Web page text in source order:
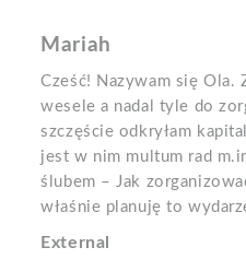
Mariah
Cześć! Nazywam się Ola.
wesele a nadal tyle do
szczęście odkryłam
jest w nim multum rad
ślubem – Jak
właśnie planuję to
External